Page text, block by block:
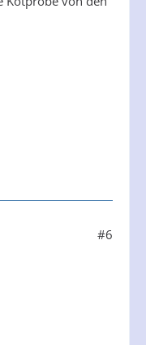
#6